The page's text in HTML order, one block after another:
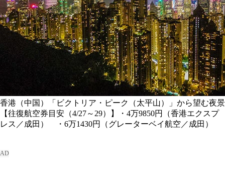
香港（中国）「ビクトリア・ピーク（太平山）」から望む夜景
【往復航空券目安（4/27～29）】・4万9850円（香港エクスプ
レス／成田） ・6万1430円（グレーターベイ航空／成田）